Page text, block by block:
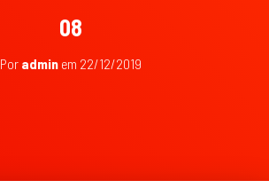
08
Por admin em 22/12/2019